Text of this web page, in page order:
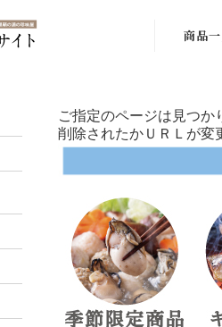
商品
季節限
練り物
ラーメ
お酒の
ご飯の
ご指定のページは見つか
削除されたかＵＲＬが変